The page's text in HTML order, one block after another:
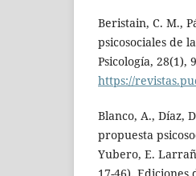
Beristain, C. M.,
psicosociales de
Psicología, 28(1),
https://
Blanco, A., Díaz,
propuesta
Yubero, E.